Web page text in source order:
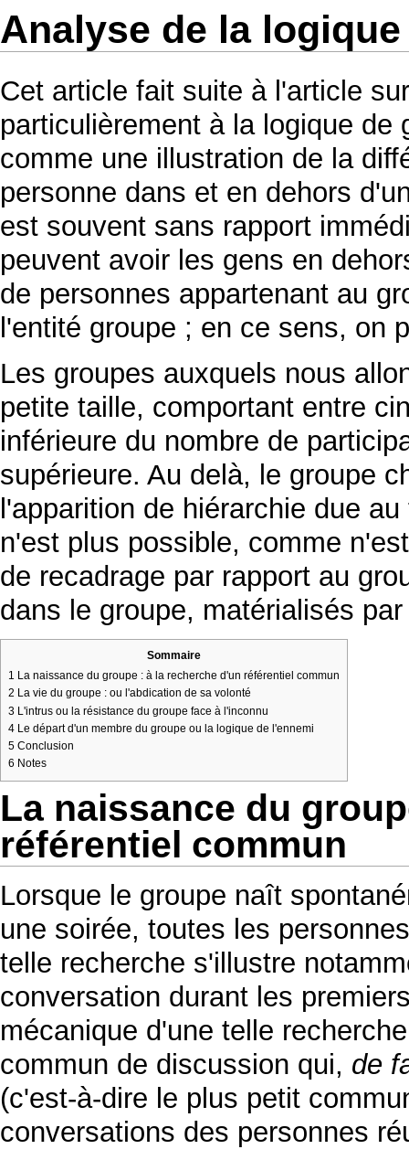
Analyse de la
Cet article fait suite à l'article
particulièrement à la logique de
comme une illustration de la
personne dans et en dehors
est souvent sans rapport
peuvent avoir les gens en
de personnes appartenant au
l'entité groupe ; en ce sens, on
Les groupes auxquels nous
petite taille, comportant entre
inférieure du nombre de
supérieure. Au delà, le groupe
l'apparition de hiérarchie due
n'est plus possible, comme
de recadrage par rapport au
dans le groupe, matérialisés
Sommaire
1 La naissance du groupe : à la recherche d'un référentiel commun
2 La vie du groupe : ou l'abdication de sa volonté
3 L'intrus ou la résistance du groupe face à l'inconnu
4 Le départ d'un membre du groupe ou la logique de l'ennemi
5 Conclusion
6 Notes
La naissance du
référentiel commun
Lorsque le groupe naît
une soirée, toutes les
telle recherche s'illustre
conversation durant les
mécanique d'une telle
commun de discussion qui, de
(c'est-à-dire le plus petit
conversations des personnes